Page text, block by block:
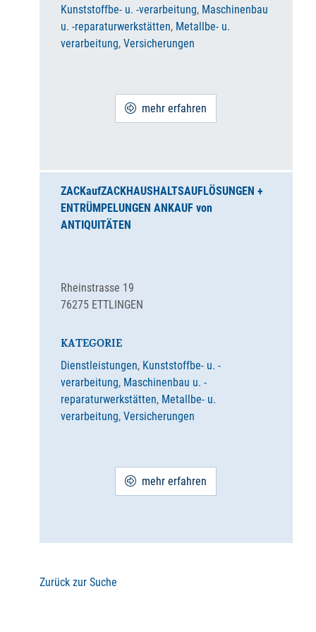
Kunststoffbe- u. -verarbeitung, Maschinenbau
u. -reparaturwerkstätten, Metallbe- u.
verarbeitung, Versicherungen
mehr erfahren
ZACKaufZACKHAUSHALTSAUFLÖSUNGEN +
ENTRÜMPELUNGEN ANKAUF von
ANTIQUITÄTEN
Rheinstrasse 19
76275 ETTLINGEN
KATEGORIE
Dienstleistungen, Kunststoffbe- u. -
verarbeitung, Maschinenbau u. -
reparaturwerkstätten, Metallbe- u.
verarbeitung, Versicherungen
mehr erfahren
Zurück zur Suche